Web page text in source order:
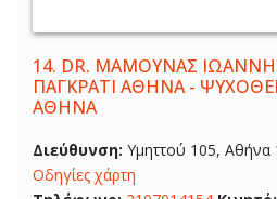
14. DR. ΜΑΜΟΥΝΑΣ
ΠΑΓΚΡΑΤΙ ΑΘΗΝΑ -
ΑΘΗΝΑ
Διεύθυνση: Υμηττού 105, Αθήνα
Οδηγίες χάρτη